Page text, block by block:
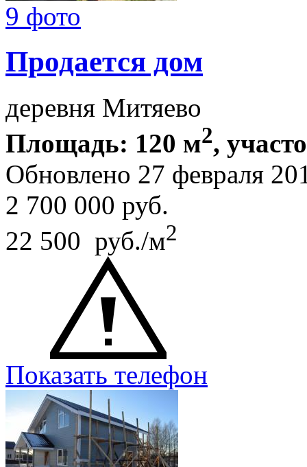
9 фото
Продается дом
деревня Митяево
Площадь: 120 м2,
Обновлено 27 февраля
2 700 000 руб.
22 500 руб./м2
Показать телефон